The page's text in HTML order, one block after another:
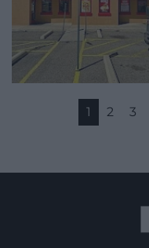
1 2 3